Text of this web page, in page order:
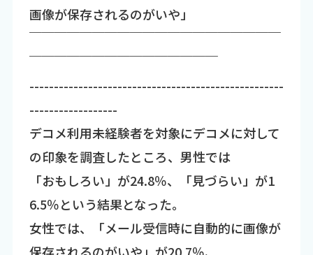
画像が保存されるのがいや」
￣￣￣￣￣￣￣￣￣￣￣￣￣￣￣￣￣￣￣￣
￣￣￣￣￣￣￣￣￣￣￣￣￣￣￣
----------------------------------------------------
------------------
デコメ利用未経験者を対象にデコメに対して
の印象を調査したところ、男性では
「おもしろい」が24.8％、「見づらい」が1
6.5％という結果となった。
女性では、「メール受信時に自動的に画像が
保存されるのがいや」が20.7％、